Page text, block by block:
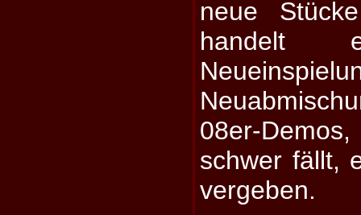
neue
08er-
schwer fällt,
vergeben.